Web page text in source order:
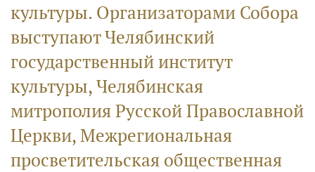
культуры. Организаторами Собора
выступают Челябинский
государственный институт
культуры, Челябинская
митрополия Русской Православной
Церкви, Межрегиональная
просветительская общественная